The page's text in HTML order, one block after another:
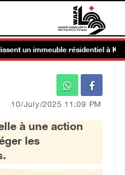
un immeuble résidentiel à Kafr
10/July/2025 11:09 PM
à une action
les